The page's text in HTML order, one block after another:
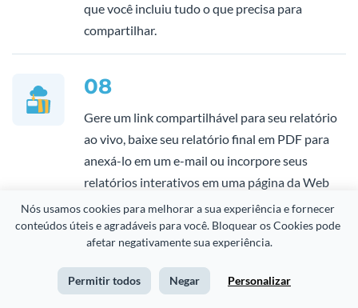
Nós usamos cookies para melhorar a sua experiência e fornecer
conteúdos úteis e agradáveis para você. Bloquear os Cookies pode
afetar negativamente sua experiência.
Permitir todos Negar Personalizar
que você incluiu tudo o que precisa para
compartilhar.
08
Gere um link compartilhável para seu relatório
ao vivo, baixe seu relatório final em PDF para
anexá-lo em um e-mail ou incorpore seus
relatórios interativos em uma página da Web
para que seu público os veja.